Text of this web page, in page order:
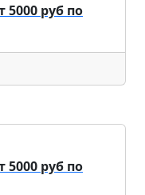
5000 руб по
5000 руб по